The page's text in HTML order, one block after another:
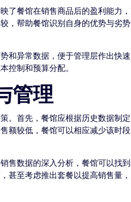
了餐馆在销售商品后的盈利能力
，帮助餐馆识别自身的优势与劣
和异常数据，便于管理层作出快
控制和预算分配。
管理
。首先，餐馆应根据历史数据制
额较低，餐馆可以相应减少该时
售数据的深入分析，餐馆可以找
甚至考虑推出套餐以提高销售量